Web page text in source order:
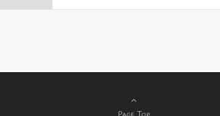
Page Top